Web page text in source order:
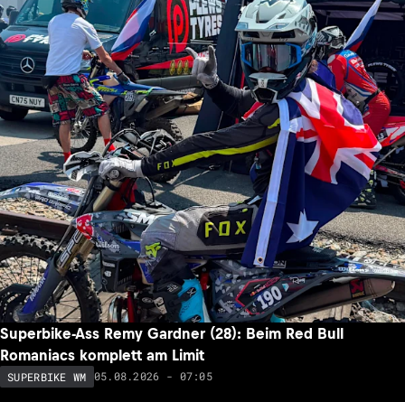
Superbike-Ass Remy Gardner (28): Beim Red Bull
Romaniacs komplett am Limit
SUPERBIKE WM 05.08.2026 - 07:05